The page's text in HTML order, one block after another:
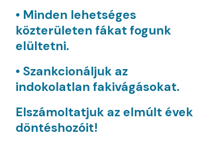
• Minden lehetséges
közterületen fákat fogunk
elültetni.
• Szankcionáljuk az
indokolatlan fakivágásokat.
Elszámoltatjuk az elmúlt évek
döntéshozóit!